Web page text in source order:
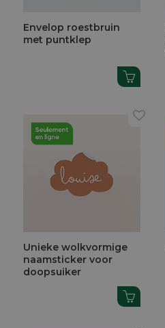
Envelop roestbruin
met puntklep
Unieke wolkvormige
naamsticker voor
doopsuiker